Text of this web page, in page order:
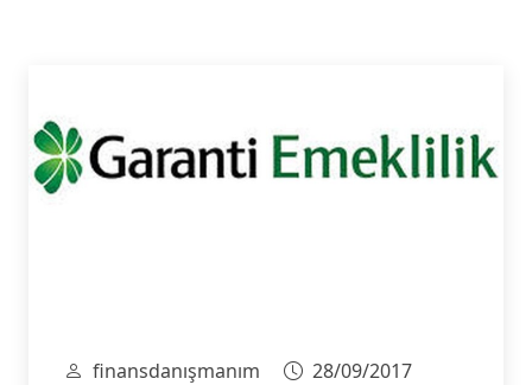
finansdanışmanım
28/09/2017